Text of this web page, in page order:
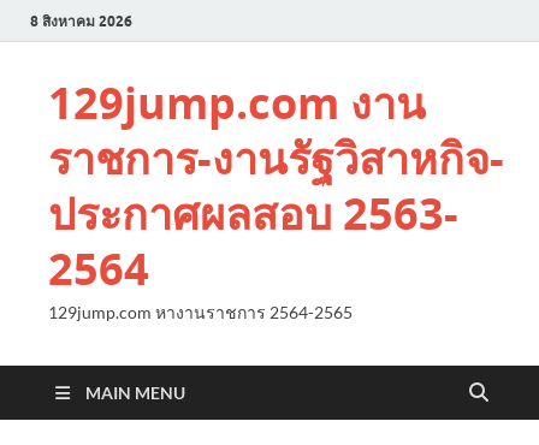
8 สิงหาคม 2026
129jump.com งาน
ราชการ-งานรัฐวิสาหกิจ-
ประกาศผลสอบ 2563-
2564
129jump.com หางานราชการ 2564-2565
MAIN MENU